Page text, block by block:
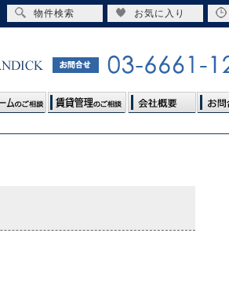
物件検索 お気に入り